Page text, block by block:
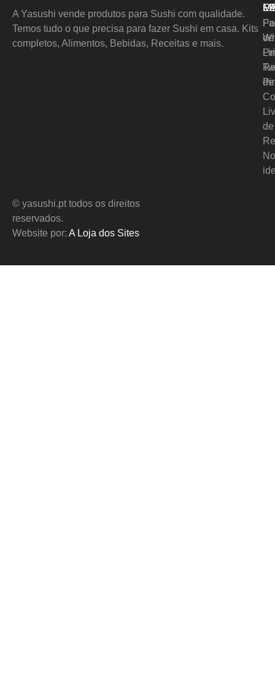
A Yasushi vende produtos para Sushi com qualidade.
Temos tudo o que precisa para fazer Sushi em casa. Kits
completos, Alimentos, Bebidas, Receitas e mais.
de
de
de
© yasushi.pt todos os direitos
reservados.
Website por: A Loja dos Sites